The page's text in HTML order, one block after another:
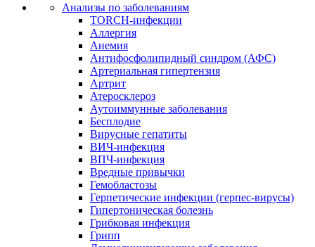
Анализы по заболеваниям
TORCH-инфекции
Аллергия
Анемия
Антифосфолипидный синдром (АФС)
Артериальная гипертензия
Артрит
Атеросклероз
Аутоиммунные заболевания
Бесплодие
Вирусные гепатиты
ВИЧ-инфекция
ВПЧ-инфекция
Вредные привычки
Гемобластозы
Герпетические инфекции (герпес-вирусы)
Гипертоническая болезнь
Грибковая инфекция
Грипп